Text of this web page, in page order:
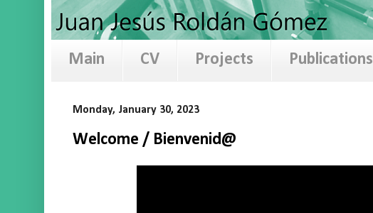
Main CV Projects Publications
Monday, January 30, 2023
Welcome / Bienvenid@